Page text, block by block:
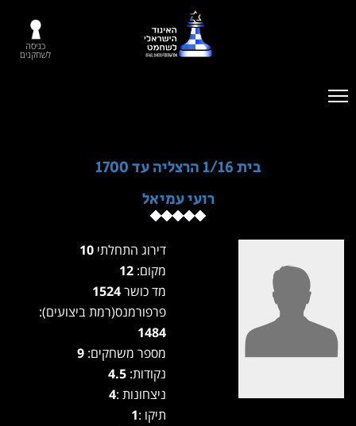
כניסה
לשחקנים
בית 1/16 הרצליה עד 1700
רועי עמיאל
דירוג התחלתי
מקום:
מד כושר
פרפורמנס(רמת ביצועים):
1484
מספר משחקים:
נקודות: 4.5
ניצחונות :4
תיקו :1